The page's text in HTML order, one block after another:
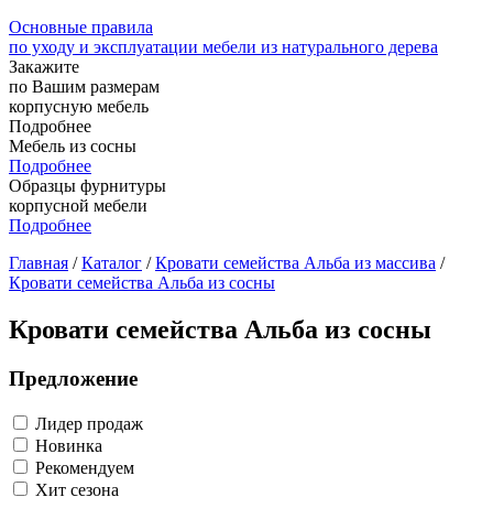
Основные правила
по уходу и эксплуатации мебели из натурального дерева
Закажите
по Вашим размерам
корпусную мебель
Подробнее
Мебель из сосны
Подробнее
Образцы фурнитуры
корпусной мебели
Подробнее
Главная /Каталог /Кровати семейства Альба из массива /
Кровати семейства Альба из сосны
Кровати семейства Альба из сосны
Предложение
Лидер продаж
Новинка
Рекомендуем
Хит сезона